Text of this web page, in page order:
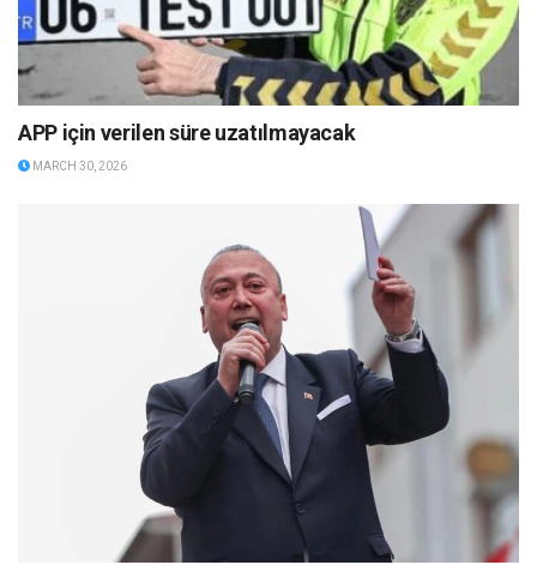
APP için verilen süre uzatılmayacak
MARCH 30, 2026